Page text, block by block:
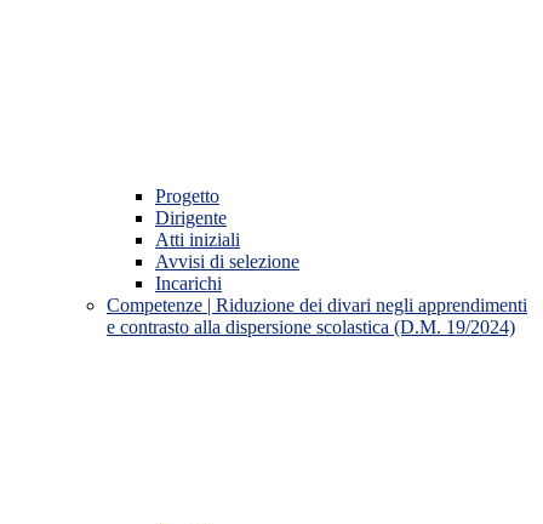
Progetto
Dirigente
Atti iniziali
Avvisi di selezione
Incarichi
Competenze | Riduzione dei divari negli apprendimenti
e contrasto alla dispersione scolastica (D.M. 19/2024)